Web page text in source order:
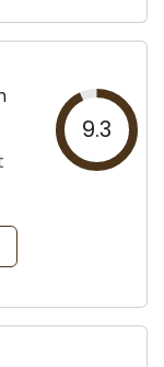
9.3